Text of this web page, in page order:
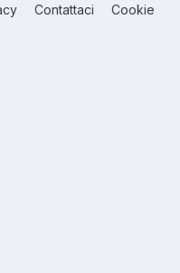
Contattaci Cookie